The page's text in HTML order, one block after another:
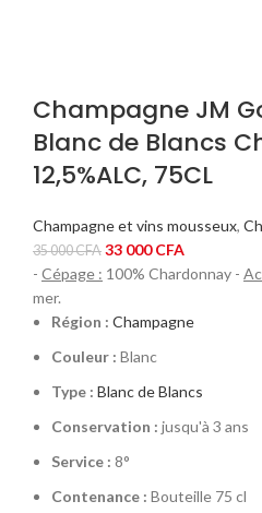
Champagne JM
Blanc de Blancs
12,5%ALC, 75CL
Champagne et vins mousseux,
35 000CFA Le
prix
était :
33 000CFALe
prix
est :
- Cépage : 100% Chardonnay -
mer.
Région : Champagne
Couleur : Blanc
Type : Blanc de Blancs
Conservation : jusqu'à 3 ans
Service : 8°
Contenance : Bouteille 75 cl